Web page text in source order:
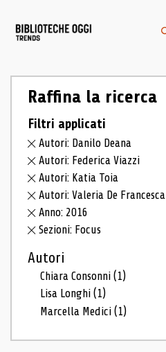
Raffina la ricerca
Filtri applicati
Autori: Danilo Deana
Autori: Federica Viazzi
Autori: Katia Toia
Autori: Valeria De Francesca
Anno: 2016
Sezioni: Focus
Autori
Chiara Consonni(1)
Lisa Longhi(1)
Marcella Medici(1)